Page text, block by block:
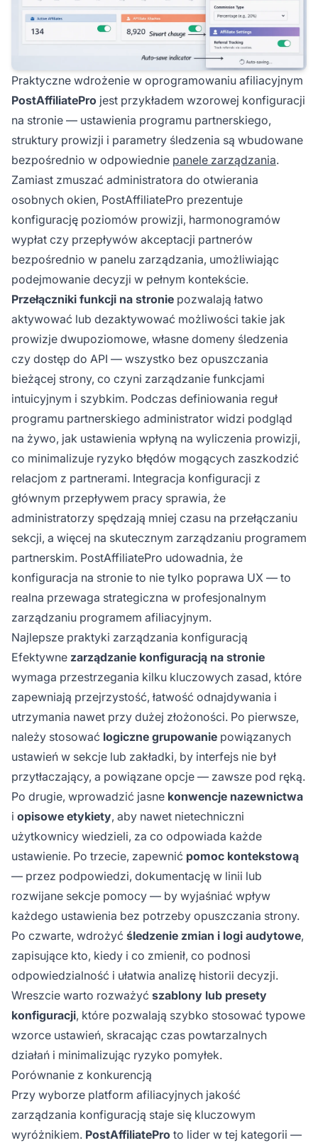
Praktyczne wdrożenie w oprogramowaniu afiliacyjnym
PostAffiliatePro jest przykładem wzorowej konfiguracji
na stronie — ustawienia programu partnerskiego,
struktury prowizji i parametry śledzenia są wbudowane
bezpośrednio w odpowiednie panele zarządzania.
Zamiast zmuszać administratora do otwierania
osobnych okien, PostAffiliatePro prezentuje
konfigurację poziomów prowizji, harmonogramów
wypłat czy przepływów akceptacji partnerów
bezpośrednio w panelu zarządzania, umożliwiając
podejmowanie decyzji w pełnym kontekście.
Przełączniki funkcji na stronie pozwalają łatwo
aktywować lub dezaktywować możliwości takie jak
prowizje dwupoziomowe, własne domeny śledzenia
czy dostęp do API — wszystko bez opuszczania
bieżącej strony, co czyni zarządzanie funkcjami
intuicyjnym i szybkim. Podczas definiowania reguł
programu partnerskiego administrator widzi podgląd
na żywo, jak ustawienia wpłyną na wyliczenia prowizji,
co minimalizuje ryzyko błędów mogących zaszkodzić
relacjom z partnerami. Integracja konfiguracji z
głównym przepływem pracy sprawia, że
administratorzy spędzają mniej czasu na przełączaniu
sekcji, a więcej na skutecznym zarządzaniu programem
partnerskim. PostAffiliatePro udowadnia, że
konfiguracja na stronie to nie tylko poprawa UX — to
realna przewaga strategiczna w profesjonalnym
zarządzaniu programem afiliacyjnym.
Najlepsze praktyki zarządzania konfiguracją
Efektywne zarządzanie konfiguracją na stronie
wymaga przestrzegania kilku kluczowych zasad, które
zapewniają przejrzystość, łatwość odnajdywania i
utrzymania nawet przy dużej złożoności. Po pierwsze,
należy stosować logiczne grupowanie powiązanych
ustawień w sekcje lub zakładki, by interfejs nie był
przytłaczający, a powiązane opcje — zawsze pod ręką.
Po drugie, wprowadzić jasne konwencje nazewnictwa
i opisowe etykiety, aby nawet nietechniczni
użytkownicy wiedzieli, za co odpowiada każde
ustawienie. Po trzecie, zapewnić pomoc kontekstową
— przez podpowiedzi, dokumentację w linii lub
rozwijane sekcje pomocy — by wyjaśniać wpływ
każdego ustawienia bez potrzeby opuszczania strony.
Po czwarte, wdrożyć śledzenie zmian i logi audytowe,
zapisujące kto, kiedy i co zmienił, co podnosi
odpowiedzialność i ułatwia analizę historii decyzji.
Wreszcie warto rozważyć szablony lub presety
konfiguracji, które pozwalają szybko stosować typowe
wzorce ustawień, skracając czas powtarzalnych
działań i minimalizując ryzyko pomyłek.
Porównanie z konkurencją
Przy wyborze platform afiliacyjnych jakość
zarządzania konfiguracją staje się kluczowym
wyróżnikiem. PostAffiliatePro to lider w tej kategorii —